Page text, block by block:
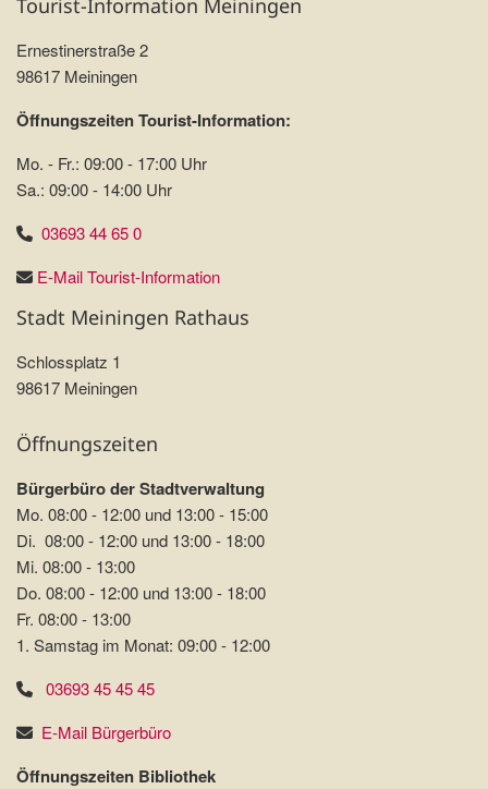
Tourist-Information Meiningen
Ernestinerstraße 2
98617 Meiningen
Öffnungszeiten Tourist-Information:
Mo. - Fr.: 09:00 - 17:00 Uhr
Sa.: 09:00 - 14:00 Uhr
03693 44 65 0
E-Mail Tourist-Information
Stadt Meiningen Rathaus
Schlossplatz 1
98617 Meiningen
Öffnungszeiten
Bürgerbüro der Stadtverwaltung
Mo. 08:00 - 12:00 und 13:00 - 15:00
Di. 08:00 - 12:00 und 13:00 - 18:00
Mi. 08:00 - 13:00
Do. 08:00 - 12:00 und 13:00 - 18:00
Fr. 08:00 - 13:00
1. Samstag im Monat: 09:00 - 12:00
03693 45 45 45
E-Mail Bürgerbüro
Öffnungszeiten Bibliothek